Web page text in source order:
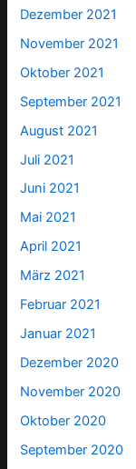
Dezember 2021
November 2021
Oktober 2021
September 2021
August 2021
Juli 2021
Juni 2021
Mai 2021
April 2021
März 2021
Februar 2021
Januar 2021
Dezember 2020
November 2020
Oktober 2020
September 2020